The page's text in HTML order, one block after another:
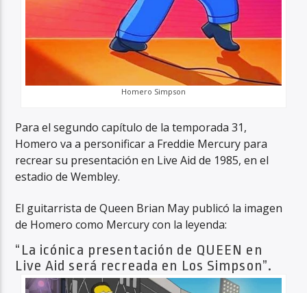
Homero Simpson
Para el segundo capítulo de la temporada 31,
Homero va a personificar a Freddie Mercury para
recrear su presentación en Live Aid de 1985, en el
estadio de Wembley.
El guitarrista de Queen Brian May publicó la imagen
de Homero como Mercury con la leyenda:
“La icónica presentación de QUEEN en
Live Aid será recreada en Los Simpson”.